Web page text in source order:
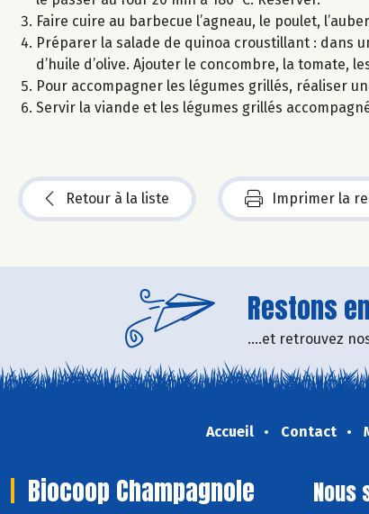
Faire cuire au barbecue l’agneau, le poulet,
Préparer la salade de quinoa croustillant : dans
d’huile d’olive. Ajouter le concombre, la tomate,
Pour accompagner les légumes grillés, réaliser
Servir la viande et les légumes grillés
Retour à la liste Imprimer la
Restons
....et retrouvez
Accueil Contact
Biocoop Champagnole Nous